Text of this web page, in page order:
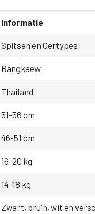
Informatie
Spitsen en Oertypes
Bangkaew
Thailand
51-56 cm
46-51 cm
16-20 kg
14-18 kg
Zwart, bruin, wit en